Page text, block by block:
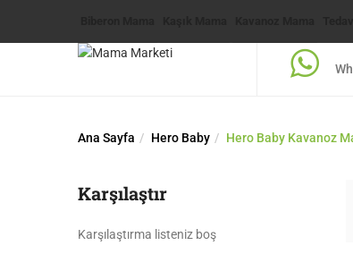
Ana Sayfa Hero Baby Hero Baby Kavanoz
Karşılaştır
Karşılaştırma listeniz boş